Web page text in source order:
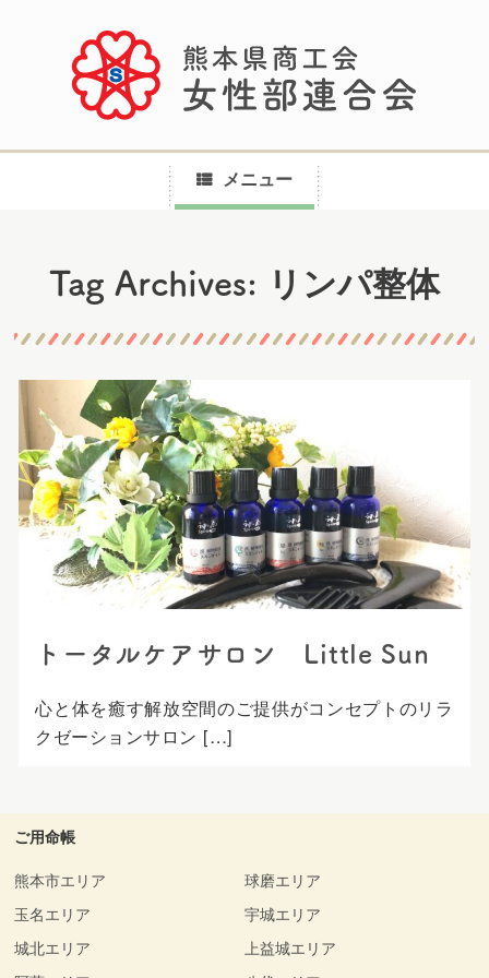
メニュー
ン
ス
キ
ッ
プ
Tag Archives: リンパ整体
トータルケアサロン Little Sun
心と体を癒す解放空間のご提供がコンセプトのリラ
クゼーションサロン […]
ご用命帳
熊本市エリア
玉名エリア
城北エリア
球磨エリア
宇城エリア
上益城エリア